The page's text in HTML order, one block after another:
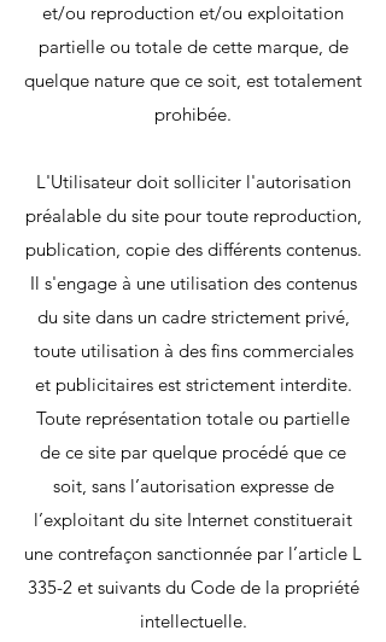
et/ou reproduction et/ou exploitation
partielle ou totale de cette marque, de
quelque nature que ce soit, est totalement
prohibée.
L'Utilisateur doit solliciter l'autorisation
préalable du site pour toute reproduction,
publication, copie des différents contenus.
Il s'engage à une utilisation des contenus
du site dans un cadre strictement privé,
toute utilisation à des fins commerciales
et publicitaires est strictement interdite.
Toute représentation totale ou partielle
de ce site par quelque procédé que ce
soit, sans l’autorisation expresse de
l’exploitant du site Internet constituerait
une contrefaçon sanctionnée par l’article L
335-2 et suivants du Code de la propriété
intellectuelle.